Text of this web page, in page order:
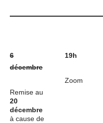
6
décembre
Remise au
20
décembre
à cause de
19h
Zoom